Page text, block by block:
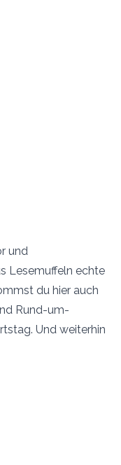
und
Lesemuffeln echte
du hier auch
Rund-um-
Und weiterhin